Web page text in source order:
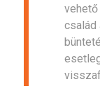
család